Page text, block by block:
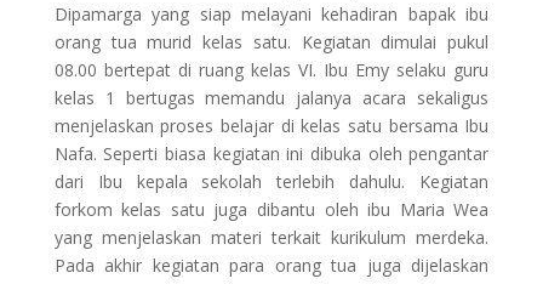
Dipamarga yang siap melayani kehadiran bapak ibu
orang tua murid kelas satu. Kegiatan dimulai pukul
08.00 bertepat di ruang kelas VI. Ibu Emy selaku guru
kelas 1 bertugas memandu jalanya acara sekaligus
menjelaskan proses belajar di kelas satu bersama Ibu
Nafa. Seperti biasa kegiatan ini dibuka oleh pengantar
dari Ibu kepala sekolah terlebih dahulu. Kegiatan
forkom kelas satu juga dibantu oleh ibu Maria Wea
yang menjelaskan materi terkait kurikulum merdeka.
Pada akhir kegiatan para orang tua juga dijelaskan